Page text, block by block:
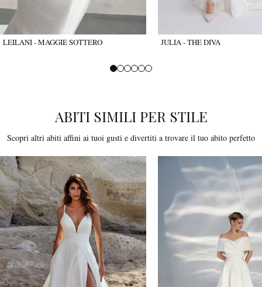
LEILANI - MAGGIE SOTTERO JULIA - THE DIVA
ABITI SIMILI PER STILE
Scopri altri abiti affini ai tuoi gusti e divertiti a trovare il tuo abito perfetto